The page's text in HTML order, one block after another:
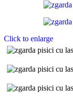
Click to enlarge